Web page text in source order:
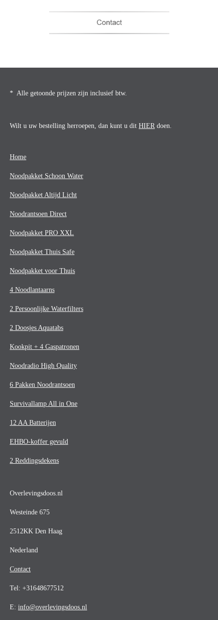
* Alle getoonde prijzen zijn inclusief btw.
Wilt u uw bestelling herroepen, dan kunt u dit HIER doen.
Home
Noodpakket Schoon Water
Noodpakket Altijd Licht
Noodrantsoen Direct
Noodpakket PRO XXL
Noodpakket Thuis Safe
Noodpakket voor Thuis
4 Noodlantaarns
2 Persoonlijke Waterfilters
2 Doosjes Aquatabs
Kookpit + 4 Gaspatronen
Noodradio High Quality
6 Pakken Noodrantsoen
Survivallamp All in One
12 AA Batterijen
EHBO-koffer gevuld
2 Reddingsdekens
Overlevingsdoos.nl
Westeinde 675
2512KK Den Haag
Nederland
Contact
Tel: +31648677512
E: info@overlevingsdoos.nl